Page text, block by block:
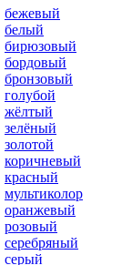
бежевый
белый
бирюзовый
бордовый
бронзовый
голубой
жёлтый
зелёный
золотой
коричневый
красный
мультиколор
оранжевый
розовый
серебряный
серый